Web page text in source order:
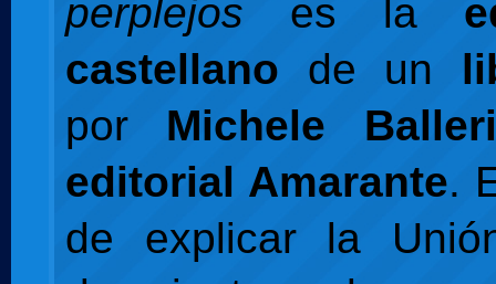
perplejos es la
castellano de un
por Michele
editorial Amarante.
de explicar la